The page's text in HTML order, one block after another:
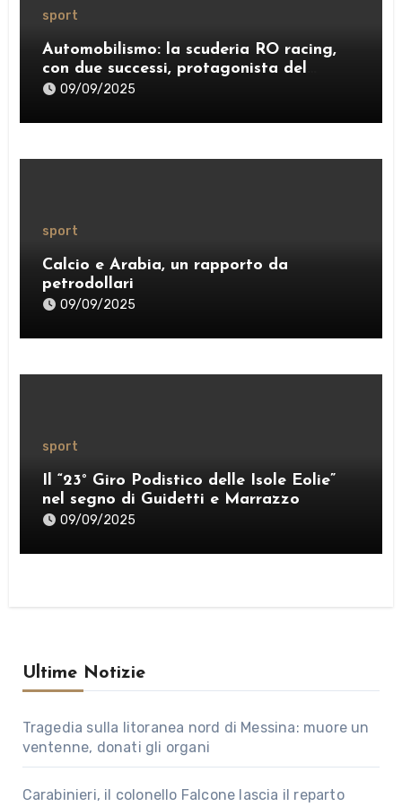
sport
Automobilismo: la scuderia RO racing,
con due successi, protagonista del
weekend
09/09/2025
sport
Calcio e Arabia, un rapporto da
petrodollari
09/09/2025
sport
Il “23° Giro Podistico delle Isole Eolie”
nel segno di Guidetti e Marrazzo
09/09/2025
Ultime Notizie
Tragedia sulla litoranea nord di Messina: muore un
ventenne, donati gli organi
Carabinieri, il colonello Falcone lascia il reparto